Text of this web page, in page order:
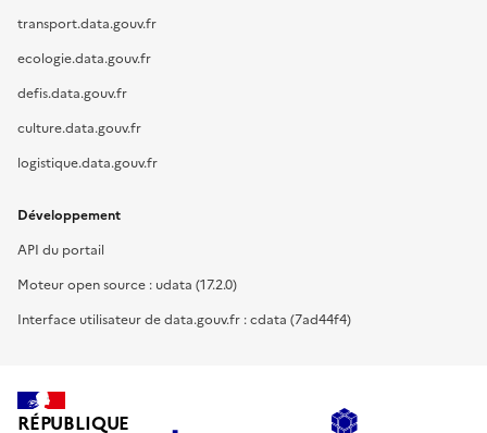
transport.data.gouv.fr
ecologie.data.gouv.fr
defis.data.gouv.fr
culture.data.gouv.fr
logistique.data.gouv.fr
Développement
API du portail
Moteur open source : udata (17.2.0)
Interface utilisateur de data.gouv.fr : cdata (7ad44f4)
RÉPUBLIQUE